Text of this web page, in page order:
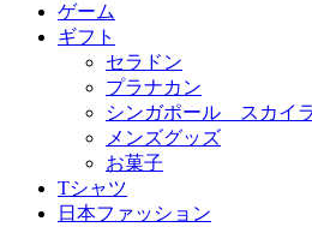
ゲーム
ギフト
セラドン
プラナカン
シンガポール スカイ
メンズグッズ
お菓子
Tシャツ
日本ファッション